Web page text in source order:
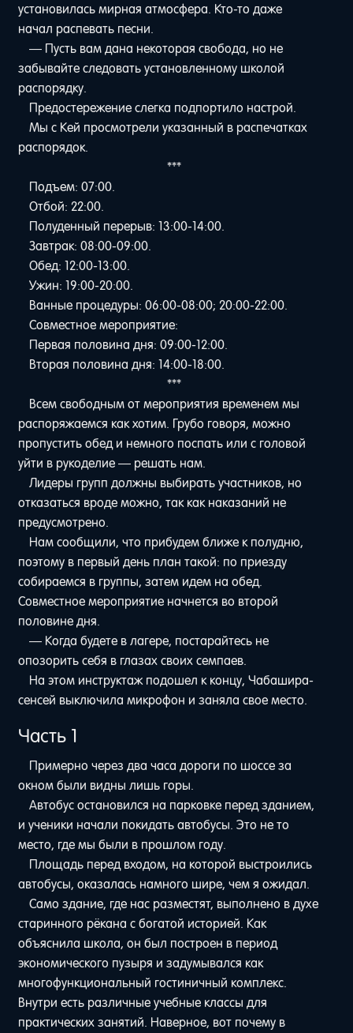
установилась мирная атмосфера. Кто-то даже
начал распевать песни.
— Пусть вам дана некоторая свобода, но не
забывайте следовать установленному школой
распорядку.
Предостережение слегка подпортило настрой.
Мы с Кей просмотрели указанный в распечатках
распорядок.
***
Подъем: 07:00.
Отбой: 22:00.
Полуденный перерыв: 13:00-14:00.
Завтрак: 08:00-09:00.
Обед: 12:00-13:00.
Ужин: 19:00-20:00.
Ванные процедуры: 06:00-08:00; 20:00-22:00.
Совместное мероприятие:
Первая половина дня: 09:00-12:00.
Вторая половина дня: 14:00-18:00.
***
Всем свободным от мероприятия временем мы
распоряжаемся как хотим. Грубо говоря, можно
пропустить обед и немного поспать или с головой
уйти в рукоделие — решать нам.
Лидеры групп должны выбирать участников, но
отказаться вроде можно, так как наказаний не
предусмотрено.
Нам сообщили, что прибудем ближе к полудню,
поэтому в первый день план такой: по приезду
собираемся в группы, затем идем на обед.
Совместное мероприятие начнется во второй
половине дня.
— Когда будете в лагере, постарайтесь не
опозорить себя в глазах своих семпаев.
На этом инструктаж подошел к концу, Чабашира-
сенсей выключила микрофон и заняла свое место.
Часть 1
Примерно через два часа дороги по шоссе за
окном были видны лишь горы.
Автобус остановился на парковке перед зданием,
и ученики начали покидать автобусы. Это не то
место, где мы были в прошлом году.
Площадь перед входом, на которой выстроились
автобусы, оказалась намного шире, чем я ожидал.
Само здание, где нас разместят, выполнено в духе
старинного рёкана с богатой историей. Как
объяснила школа, он был построен в период
экономического пузыря и задумывался как
многофункциональный гостиничный комплекс.
Внутри есть различные учебные классы для
практических занятий. Наверное, вот почему в